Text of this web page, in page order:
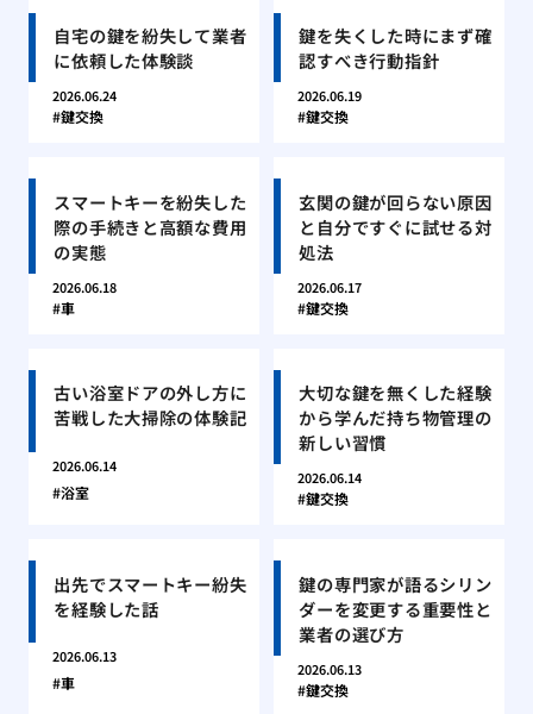
自宅の鍵を紛失して業者
に依頼した体験談
2026.06.24
鍵交換
鍵を失くした時にまず確
認すべき行動指針
2026.06.19
鍵交換
スマートキーを紛失した
際の手続きと高額な費用
の実態
2026.06.18
車
玄関の鍵が回らない原因
と自分ですぐに試せる対
処法
2026.06.17
鍵交換
古い浴室ドアの外し方に
苦戦した大掃除の体験記
2026.06.14
浴室
大切な鍵を無くした経験
から学んだ持ち物管理の
新しい習慣
2026.06.14
鍵交換
出先でスマートキー紛失
を経験した話
2026.06.13
車
鍵の専門家が語るシリン
ダーを変更する重要性と
業者の選び方
2026.06.13
鍵交換